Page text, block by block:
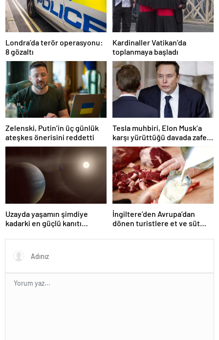
Londra’da terör operasyonu:
8 gözaltı
Kardinaller Vatikan’da
toplanmaya başladı
Zelenski, Putin’in üç günlük
ateşkes önerisini reddetti
Tesla muhbiri, Elon Musk’a
karşı yürüttüğü davada zafer
kazandı
Uzayda yaşamın şimdiye
kadarki en güçlü kanıtı
İngiltere’den Avrupa’dan
dönen turistlere et ve süt